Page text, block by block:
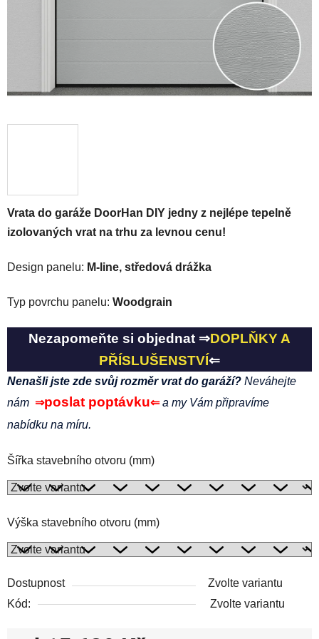
Vrata do garáže DoorHan DIY jedny z nejlépe tepelně
izolovaných vrat na trhu za levnou cenu!
Design panelu: M-line, středová drážka
Typ povrchu panelu: Woodgrain
Nezapomeňte si objednat ⇒DOPLŇKY A
PŘÍSLUŠENSTVÍ⇐
Nenašli jste zde svůj rozměr vrat do garáží? Neváhejte
nám ⇒poslat poptávku⇐ a my Vám připravíme
nabídku na míru.
Šířka stavebního otvoru (mm)
Výška stavebního otvoru (mm)
Dostupnost
Zvolte variantu
Kód:
Zvolte variantu